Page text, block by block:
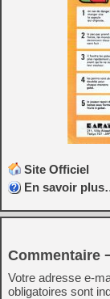
Site Officiel
En savoir
Commentaire
Votre adresse e-
obligatoires sont